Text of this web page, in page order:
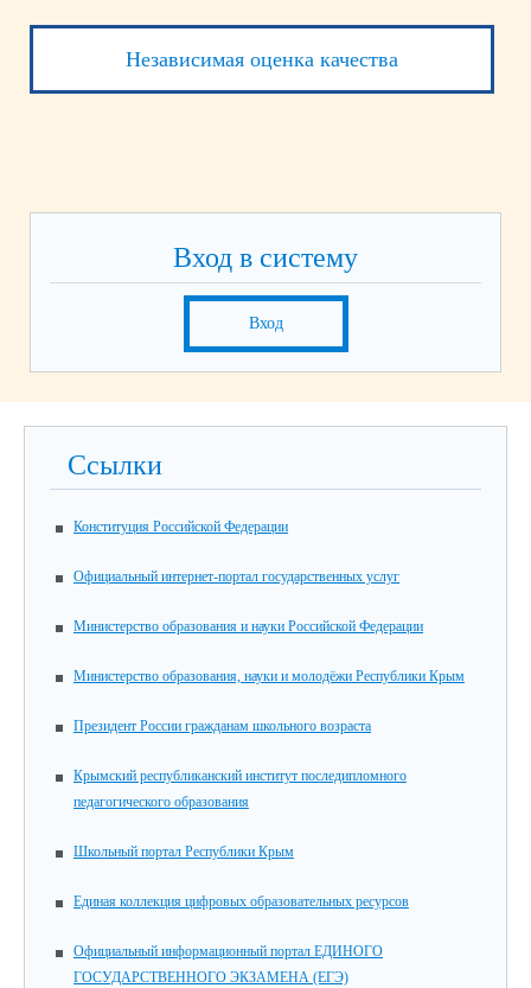
Независимая оценка качества
Вход в систему
Вход
Ссылки
Конституция Российской Федерации
Официальный интернет-портал государственных услуг
Министерство образования и науки Российской Федерации
Министерство образования, науки и молодёжи Республики Крым
Президент России гражданам школьного возраста
Крымский республиканский институт последипломного
педагогического образования
Школьный портал Республики Крым
Единая коллекция цифровых образовательных ресурсов
Официальный информационный портал ЕДИНОГО
ГОСУДАРСТВЕННОГО ЭКЗАМЕНА (ЕГЭ)